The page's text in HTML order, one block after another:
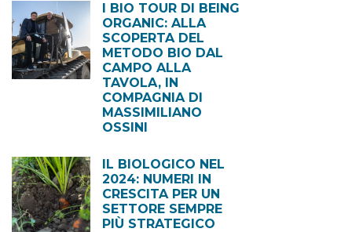
I BIO TOUR DI BEING
ORGANIC: ALLA
SCOPERTA DEL
METODO BIO DAL
CAMPO ALLA
TAVOLA, IN
COMPAGNIA DI
MASSIMILIANO
OSSINI
IL BIOLOGICO NEL
2024: NUMERI IN
CRESCITA PER UN
SETTORE SEMPRE
PIÙ STRATEGICO